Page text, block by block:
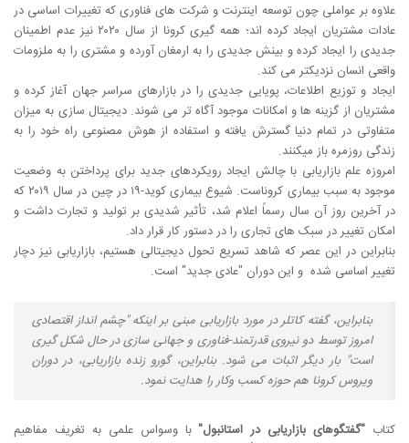
علاوه بر عواملی چون توسعه اینترنت و شرکت های فناوری که تغییرات اساسی در
عادات مشتریان ایجاد کرده اند؛ همه گیری کرونا از سال ۲۰۲۰ نیز عدم اطمینان
جدیدی را ایجاد کرده و بینش جدیدی را به ارمغان آورده و مشتری را به ملزومات
واقعی انسان نزدیکتر می کند.
ایجاد و توزیع اطلاعات، پویایی جدیدی را در بازارهای سراسر جهان آغاز کرده و
مشتریان از گزینه ها و امکانات موجود آگاه تر می شوند. دیجیتال سازی به میزان
متفاوتی در تمام دنیا گسترش یافته و استفاده از هوش مصنوعی راه خود را به
زندگی روزمره باز میکنند.
امروزه علم بازاریابی با چالش ایجاد رویکردهای جدید برای پرداختن به وضعیت
موجود به سبب بیماری کروناست. شیوع بیماری کوید-۱۹ در چین در سال ۲۰۱۹ که
در آخرین روز آن سال رسماً اعلام شد، تأثیر شدیدی بر تولید و تجارت داشت و
امکان تغییر در سبک های تجاری را در دستور کار قرار داد.
بنابراین در این عصر که شاهد تسریع تحول دیجیتالی هستیم، بازاریابی نیز دچار
تغییر اساسی شده و این دوران "عادی جدید" است.
بنابراین، گفته کاتلر در مورد بازاریابی مبنی بر اینکه "چشم انداز اقتصادی
امروز توسط دو نیروی قدرتمند-فناوری و جهانی سازیدر حال شکل گیری
است" بار دیگر اثبات می شود. بنابراین، گورو زنده بازاریابی، در دوران
ویروس کرونا هم حوزه کسب وکار را هدایت نمود.
کتاب "گفتگوهای بازاریابی در استانبول"با وسواس علمی به تغریف مفاهیم